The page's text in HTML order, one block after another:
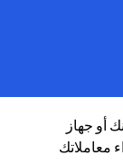
أو جهاز
معاملاتك